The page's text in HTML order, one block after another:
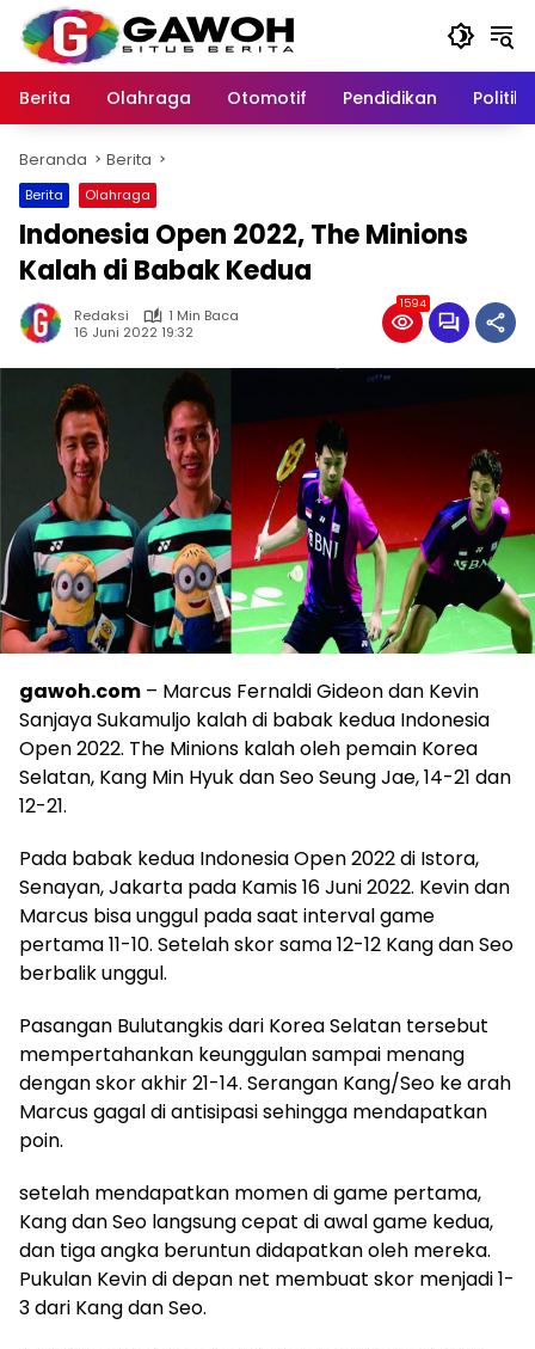
Langsung
konten
Berita
Olahraga Otomotif Pendidikan Politik
Beranda Berita
Berita Olahraga
Indonesia Open 2022, The Minions
Kalah di Babak Kedua
Redaksi
1 Min Baca
16 Juni 2022 19:32
1594
gawoh.com – Marcus Fernaldi Gideon dan Kevin
Sanjaya Sukamuljo kalah di babak kedua Indonesia
Open 2022. The Minions kalah oleh pemain Korea
Selatan, Kang Min Hyuk dan Seo Seung Jae, 14-21 dan
12-21.
Pada babak kedua Indonesia Open 2022 di Istora,
Senayan, Jakarta pada Kamis 16 Juni 2022. Kevin dan
Marcus bisa unggul pada saat interval game
pertama 11-10. Setelah skor sama 12-12 Kang dan Seo
berbalik unggul.
Pasangan Bulutangkis dari Korea Selatan tersebut
mempertahankan keunggulan sampai menang
dengan skor akhir 21-14. Serangan Kang/Seo ke arah
Marcus gagal di antisipasi sehingga mendapatkan
poin.
setelah mendapatkan momen di game pertama,
Kang dan Seo langsung cepat di awal game kedua,
dan tiga angka beruntun didapatkan oleh mereka.
Pukulan Kevin di depan net membuat skor menjadi 1-
3 dari Kang dan Seo.